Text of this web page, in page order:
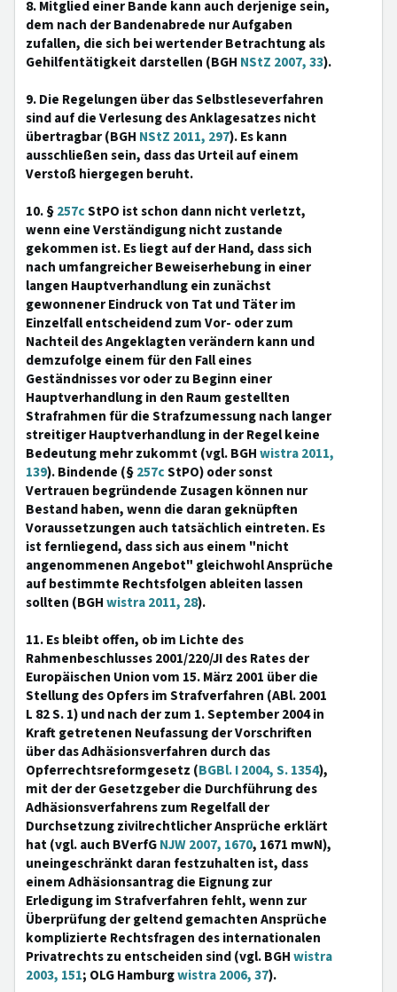
8. Mitglied einer Bande kann auch derjenige sein,
dem nach der Bandenabrede nur Aufgaben
zufallen, die sich bei wertender Betrachtung als
Gehilfentätigkeit darstellen (BGH NStZ 2007, 33).
9. Die Regelungen über das Selbstleseverfahren
sind auf die Verlesung des Anklagesatzes nicht
übertragbar (BGH NStZ 2011, 297). Es kann
ausschließen sein, dass das Urteil auf einem
Verstoß hiergegen beruht.
10. §257cStPO ist schon dann nicht verletzt,
wenn eine Verständigung nicht zustande
gekommen ist. Es liegt auf der Hand, dass sich
nach umfangreicher Beweiserhebung in einer
langen Hauptverhandlung ein zunächst
gewonnener Eindruck von Tat und Täter im
Einzelfall entscheidend zum Vor- oder zum
Nachteil des Angeklagten verändern kann und
demzufolge einem für den Fall eines
Geständnisses vor oder zu Beginn einer
Hauptverhandlung in den Raum gestellten
Strafrahmen für die Strafzumessung nach langer
streitiger Hauptverhandlung in der Regel keine
Bedeutung mehr zukommt (vgl. BGHwistra 2011,
139). Bindende (§257cStPO) oder sonst
Vertrauen begründende Zusagen können nur
Bestand haben, wenn die daran geknüpften
Voraussetzungen auch tatsächlich eintreten. Es
ist fernliegend, dass sich aus einem "nicht
angenommenen Angebot" gleichwohl Ansprüche
auf bestimmte Rechtsfolgen ableiten lassen
sollten (BGHwistra 2011, 28).
11. Es bleibt offen, ob im Lichte des
Rahmenbeschlusses 2001/220/JI des Rates der
Europäischen Union vom 15. März 2001 über die
Stellung des Opfers im Strafverfahren (ABl. 2001
L 82 S. 1) und nach der zum 1. September 2004 in
Kraft getretenen Neufassung der Vorschriften
über das Adhäsionsverfahren durch das
Opferrechtsreformgesetz (BGBl. I 2004, S. 1354),
mit der der Gesetzgeber die Durchführung des
Adhäsionsverfahrens zum Regelfall der
Durchsetzung zivilrechtlicher Ansprüche erklärt
hat (vgl. auch BVerfGNJW 2007, 1670, 1671 mwN),
uneingeschränkt daran festzuhalten ist, dass
einem Adhäsionsantrag die Eignung zur
Erledigung im Strafverfahren fehlt, wenn zur
Überprüfung der geltend gemachten Ansprüche
komplizierte Rechtsfragen des internationalen
Privatrechts zu entscheiden sind (vgl. BGHwistra
2003, 151; OLG Hamburgwistra 2006, 37).